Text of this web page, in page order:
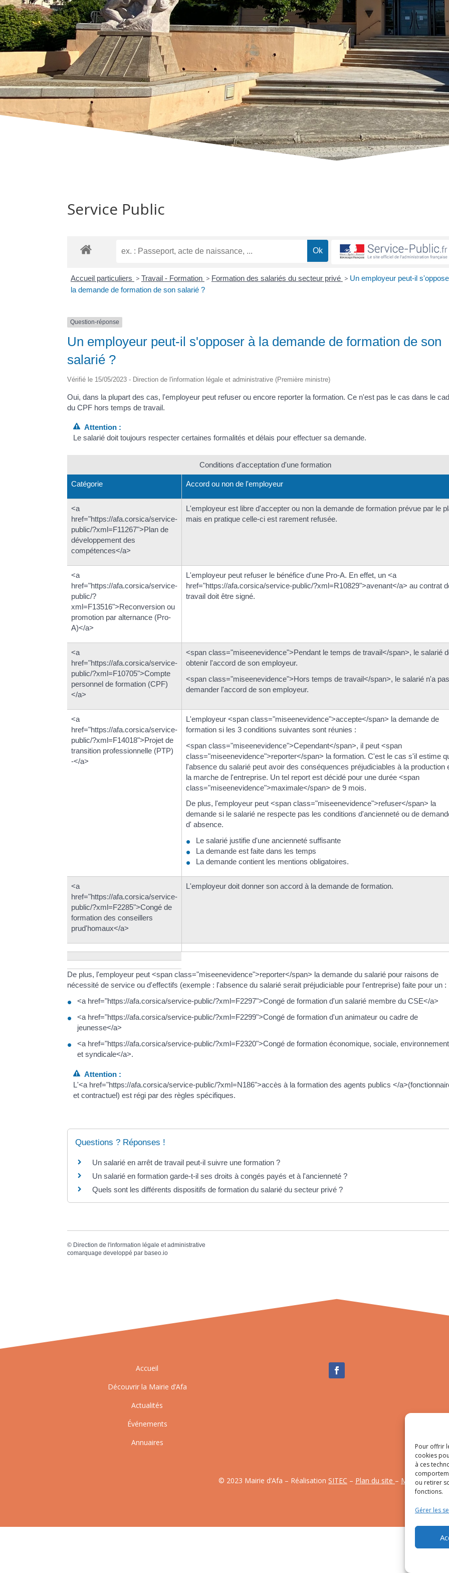
Pour offrir
cookies
à ces
ou retirer
fonctions.
Gérer les
Service Public
Accueil particuliers > Travail - Formation > Formation des salariés du secteur privé > Un employeur peut-il
la demande de formation de son salarié ?
Question-réponse
Un employeur peut-il s'opposer à la demande de formation de son
salarié ?
Vérifié le 15/05/2023 - Direction de l'information légale et administrative (Première ministre)
Oui, dans la plupart des cas, l'employeur peut refuser ou encore reporter la formation. Ce n'est pas le cas dans le
du CPF hors temps de travail.
Attention :
Le salarié doit toujours respecter certaines formalités et délais pour effectuer sa demande.
Conditions d'acceptation d'une formation
Catégorie Accord ou non de l'employeur
<a
href="https://afa.corsica/service-
public/?xml=F11267">Plan de
développement des
compétences</a>
L'employeur est libre d'accepter ou non la demande de formation prévue par le
mais en pratique celle-ci est rarement refusée.
<a
href="https://afa.corsica/service-
public/?
xml=F13516">Reconversion ou
promotion par alternance (Pro-
A)</a>
L'employeur peut refuser le bénéfice d'une Pro-A. En effet, un <a
href="https://afa.corsica/service-public/?xml=R10829">avenant</a> au contrat
travail doit être signé.
<a
href="https://afa.corsica/service-
public/?xml=F10705">Compte
personnel de formation (CPF)
</a>
<span class="miseenevidence">Pendant le temps de travail</span>, le salarié
obtenir l'accord de son employeur.
<span class="miseenevidence">Hors temps de travail</span>, le salarié n'a
demander l'accord de son employeur.
<a
href="https://afa.corsica/service-
public/?xml=F14018">Projet de
transition professionnelle (PTP)
-</a>
L'employeur <span class="miseenevidence">accepte</span> la demande de
formation si les 3 conditions suivantes sont réunies :
<span class="miseenevidence">Cependant</span>, il peut <span
class="miseenevidence">reporter</span> la formation. C'est le cas s'il estime
l'absence du salarié peut avoir des conséquences préjudiciables à la production
la marche de l'entreprise. Un tel report est décidé pour une durée <span
class="miseenevidence">maximale</span> de 9 mois.
De plus, l'employeur peut <span class="miseenevidence">refuser</span> la
demande si le salarié ne respecte pas les conditions d'ancienneté ou de
d' absence.
Le salarié justifie d'une ancienneté suffisante
La demande est faite dans les temps
La demande contient les mentions obligatoires.
<a
href="https://afa.corsica/service-
public/?xml=F2285">Congé de
formation des conseillers
prud'homaux</a>
L'employeur doit donner son accord à la demande de formation.
De plus, l'employeur peut <span class="miseenevidence">reporter</span> la demande du salarié pour raisons de
nécessité de service ou d'effectifs (exemple : l'absence du salarié serait préjudiciable pour l'entreprise) faite pour un :
<a href="https://afa.corsica/service-public/?xml=F2297">Congé de formation d'un salarié membre du CSE</a>
<a href="https://afa.corsica/service-public/?xml=F2299">Congé de formation d'un animateur ou cadre de
jeunesse</a>
<a href="https://afa.corsica/service-public/?xml=F2320">Congé de formation économique, sociale,
et syndicale</a>.
Attention :
L'<a href="https://afa.corsica/service-public/?xml=N186">accès à la formation des agents publics </
et contractuel) est régi par des règles spécifiques.
Questions ? Réponses !
Un salarié en arrêt de travail peut-il suivre une formation ?
Un salarié en formation garde-t-il ses droits à congés payés et à l'ancienneté ?
Quels sont les différents dispositifs de formation du salarié du secteur privé ?
© Direction de l'information légale et administrative
comarquage developpé parbaseo.io
Accueil
Découvrir la Mairie d’Afa
Actualités
Événements
Annuaires
© 2023 Mairie d’Afa – Réalisation SITEC – Plan du site – Mention